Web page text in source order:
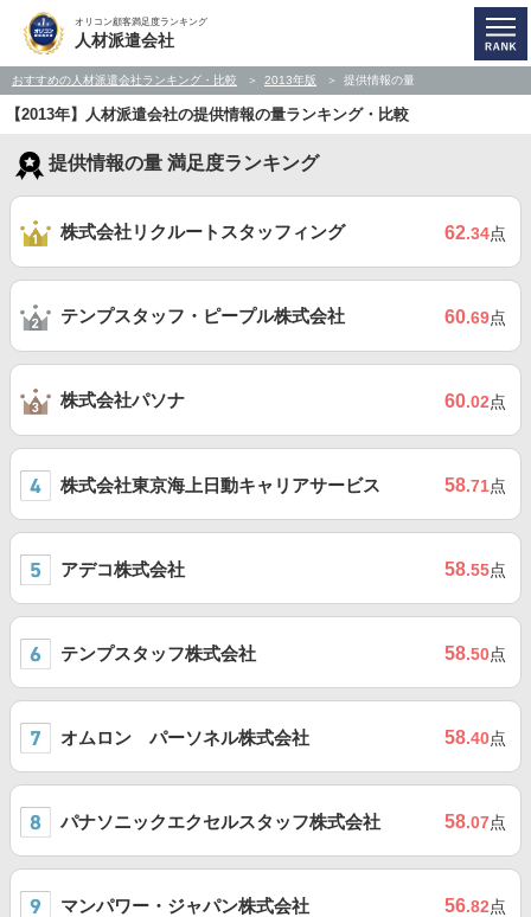
オリコン顧客満足度ランキング
人材派遣会社
おすすめの人材派遣会社ランキング・比較 2013年版 提供情報の量
【2013年】人材派遣会社の提供情報の量ランキング・比較
提供情報の量 満足度ランキング
株式会社リクルートスタッフィング 62.34点
テンプスタッフ・ピープル株式会社 60.69点
株式会社パソナ 60.02点
株式会社東京海上日動キャリアサービス 58.71点
アデコ株式会社 58.55点
テンプスタッフ株式会社 58.50点
オムロン パーソネル株式会社 58.40点
パナソニックエクセルスタッフ株式会社 58.07点
マンパワー・ジャパン株式会社 56.82点